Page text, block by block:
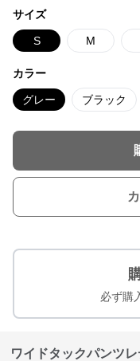
サイズ
S M
カラー
グレー ブラック
必ず購
ワイドタックパンツ